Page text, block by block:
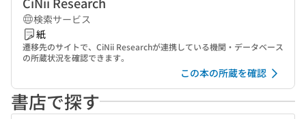
検索サービス
紙
遷移先のサイトで、CiNii Researchが連携している機関・データベース
の所蔵状況を確認できます。
この本の所蔵を確認
書店で探す